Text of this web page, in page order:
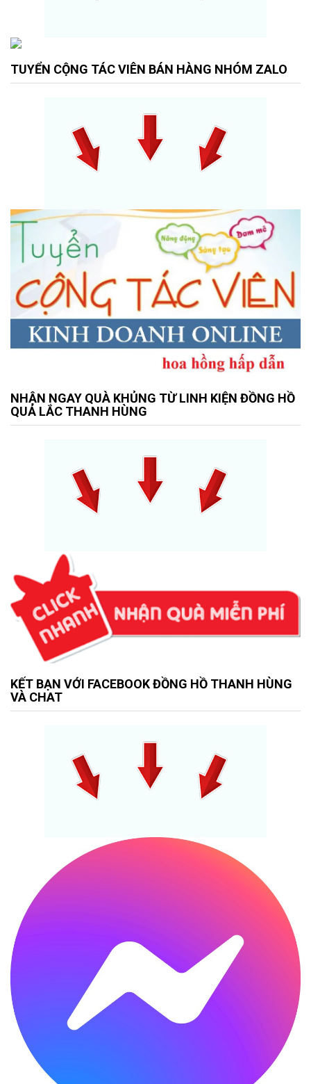
TUYỂN CỘNG TÁC VIÊN BÁN HÀNG NHÓM ZALO
NHẬN NGAY QUÀ KHỦNG TỪ LINH KIỆN ĐỒNG HỒ
QUẢ LẮC THANH HÙNG
KẾT BẠN VỚI FACEBOOK ĐỒNG HỒ THANH HÙNG
VÀ CHAT